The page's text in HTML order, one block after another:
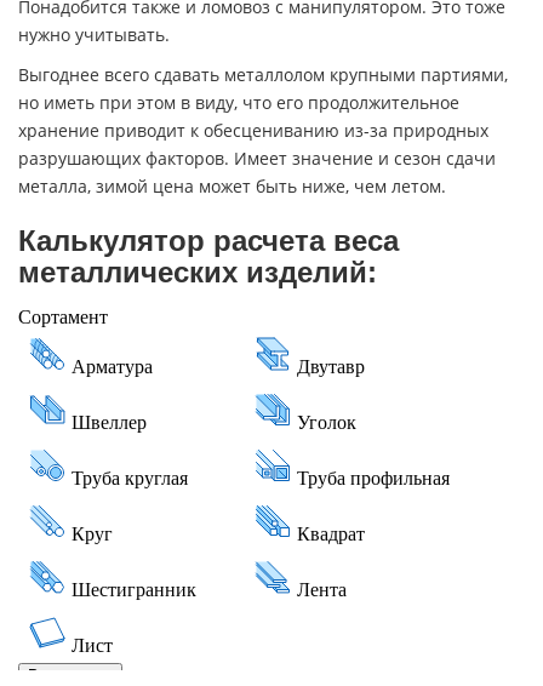
Понадобится также и ломовоз с манипулятором. Это тоже
нужно учитывать.
Выгоднее всего сдавать металлолом крупными партиями,
но иметь при этом в виду, что его продолжительное
хранение приводит к обесцениванию из-за природных
разрушающих факторов. Имеет значение и сезон сдачи
металла, зимой цена может быть ниже, чем летом.
Калькулятор расчета веса
металлических изделий: